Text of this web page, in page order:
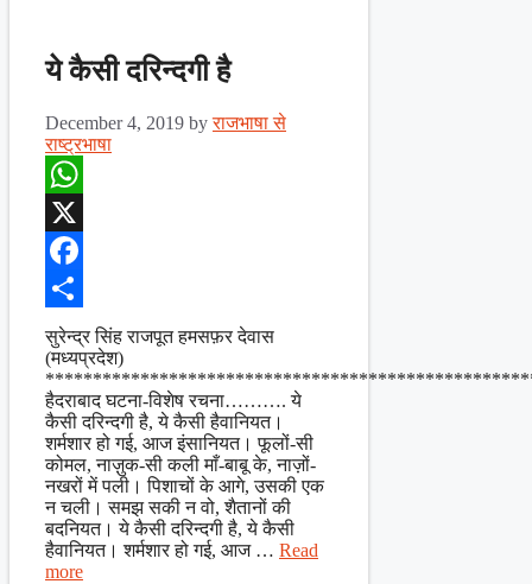
ये कैसी दरिन्दगी है
December 4, 2019 byराजभाषा से
राष्ट्रभाषा
WhatsApp
X
Facebook
Share
सुरेन्द्र सिंह राजपूत हमसफ़र देवास
(मध्यप्रदेश)
हैदराबाद घटना-विशेष रचना………. ये
कैसी दरिन्दगी है, ये कैसी हैवानियत।
शर्मशार हो गई, आज इंसानियत। फूलों-सी
कोमल, नाज़ुक-सी कली माँ-बाबू के, नाज़ों-
नखरों में पली। पिशाचों के आगे, उसकी एक
न चली। समझ सकी न वो, शैतानों की
बदनियत। ये कैसी दरिन्दगी है, ये कैसी
हैवानियत। शर्मशार हो गई, आज … Read
more